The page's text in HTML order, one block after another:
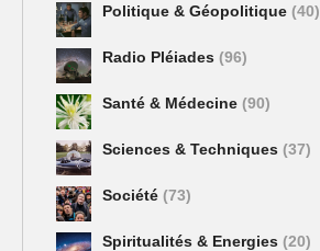
Politique & Géopolitique (40)
Radio Pléiades (96)
Santé & Médecine (90)
Sciences & Techniques (37)
Société (73)
Spiritualités & Energies (20)